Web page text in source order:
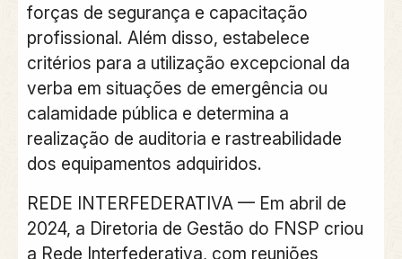
forças de segurança e capacitação
profissional. Além disso, estabelece
critérios para a utilização excepcional da
verba em situações de emergência ou
calamidade pública e determina a
realização de auditoria e rastreabilidade
dos equipamentos adquiridos.
REDE INTERFEDERATIVA — Em abril de
2024, a Diretoria de Gestão do FNSP criou
a Rede Interfederativa, com reuniões